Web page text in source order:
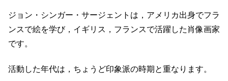
ジョン・シンガー・サージェントは，アメリカ出身でフラ
ンスで絵を学び，イギリス，フランスで活躍した肖像画家
です。
活動した年代は，ちょうど印象派の時期と重なります。